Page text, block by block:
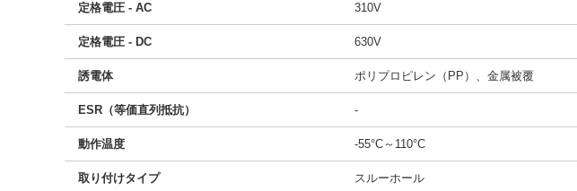
定格電圧 - AC 310V
定格電圧 - DC 630V
誘電体 ポリプロピレン（PP）、金属被覆
ESR（等価直列抵抗） -
動作温度 -55°C～110°C
取り付けタイプ スルーホール